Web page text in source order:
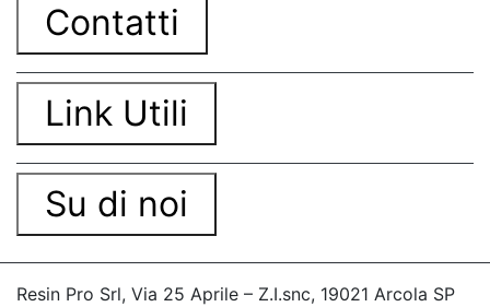
Contatti
Link Utili
Su di noi
Resin Pro Srl, Via 25 Aprile – Z.I.snc, 19021 Arcola SP